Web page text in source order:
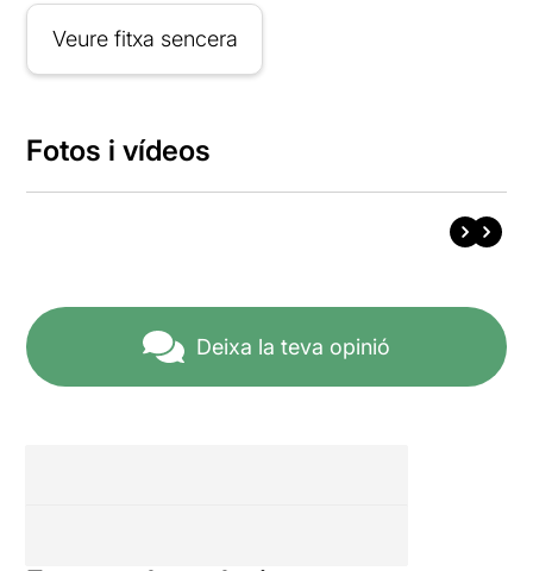
Veure fitxa sencera
Fotos i vídeos
Deixa la teva opinió